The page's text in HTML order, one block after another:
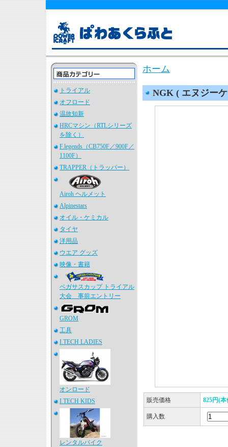
トライアル
オフロード
温故知新
HRCマシン（RTLシリーズ
を除く）
F.legends（CB750F／900F／
1100F）
TRAPPER（トラッパー）
Airoh ヘルメット
Alpinestars
オイル・ケミカル
タイヤ
洋用品
ウエア グッズ
映像・書籍
ペガサスカップ トライアル
大会 事前エントリー
GROM
工具
I.TECH LADIES
オンロード
I.TECH KIDS
レンタルバイク
ホーム
NGK ( エヌジー
販売価格 825円(
購入数